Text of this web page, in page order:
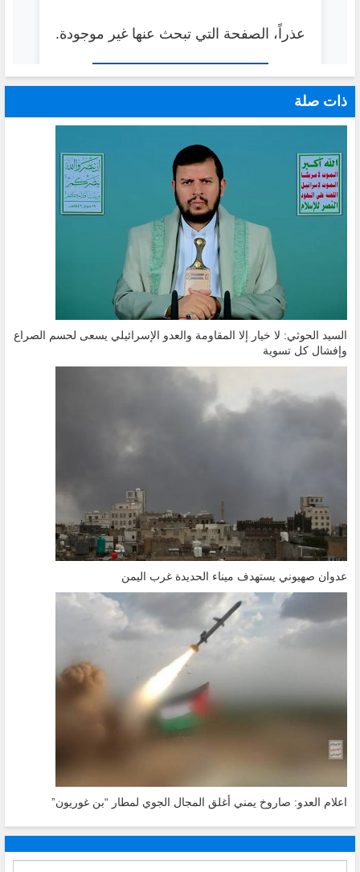
ذات صلة
السيد الحوثي: لا خيار إلا المقاومة والعدو الإسرائيلي يسعى لحسم الصراع
وإفشال كل تسوية
عدوان صهيوني يستهدف ميناء الحديدة غرب اليمن
اعلام العدو: صاروخ يمني أغلق المجال الجوي لمطار “بن غوريون”